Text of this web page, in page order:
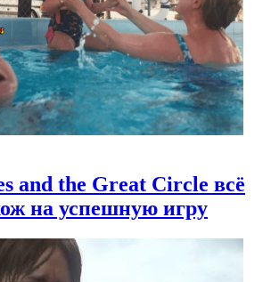
and the Great Circle всё
на успешную игру